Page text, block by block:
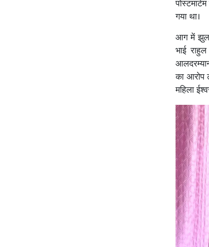
गया था।
आग में
भाई
का आरोप
महिला